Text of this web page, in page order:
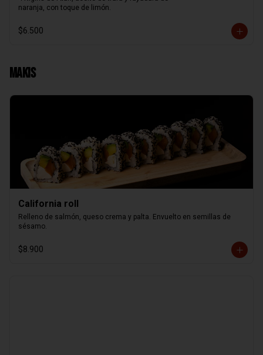
naranja, con toque de limón.
$6.500
Makis
California roll
Relleno de salmón, queso crema y palta. Envuelto en semillas de
sésamo.
$8.900